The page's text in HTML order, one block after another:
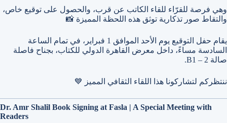
وهي فرصة للقرّاء للقاء الكاتب عن قرب، والحصول على توقيع خاص،
والتقاط صور تذكارية توثق هذه اللحظة المميزة 📸
يقام حفل التوقيع يوم الأحد الموافق 1 فبراير، في تمام الساعة
السادسة مساءً، داخل معرض القاهرة الدولي للكتاب، بجناح فاصلة
صالة 2 – B1.
ننتظركم لتشاركونا هذا اللقاء الثقافي المميز 💙
Dr. Amr Shalil Book Signing at Fasla | A Special Meeting with
Readers